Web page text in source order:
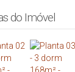
do Imóvel